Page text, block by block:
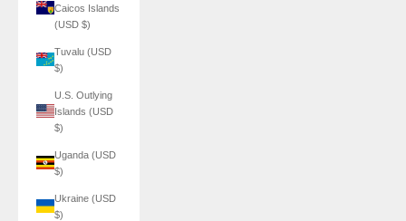
Caicos Islands
(USD $)
Tuvalu (USD
$)
U.S. Outlying
Islands (USD
$)
Uganda (USD
$)
Ukraine (USD
$)